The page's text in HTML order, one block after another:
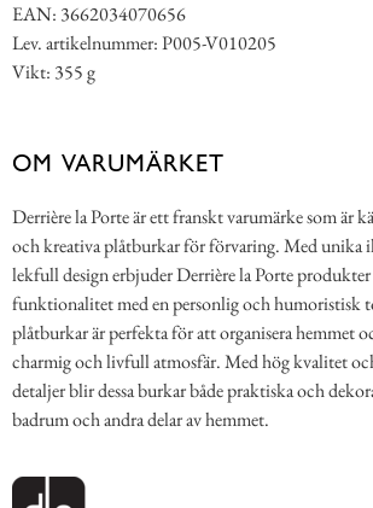
EAN: 3662034070656
Lev. artikelnummer: P005-V010205
Vikt: 355 g
OM VARUMÄRKET
Derrière la Porte är ett franskt varumärke som är
och kreativa plåtburkar för förvaring. Med unika
lekfull design erbjuder Derrière la Porte
funktionalitet med en personlig och humoristisk
plåtburkar är perfekta för att organisera hemmet
charmig och livfull atmosfär. Med hög kvalitet
detaljer blir dessa burkar både praktiska och
badrum och andra delar av hemmet.